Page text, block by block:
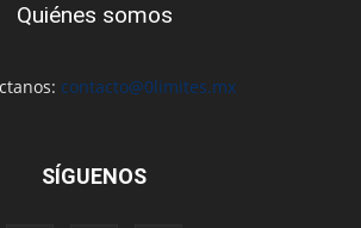
Quiénes somos
contacto@0limites.mx
SÍGUENOS